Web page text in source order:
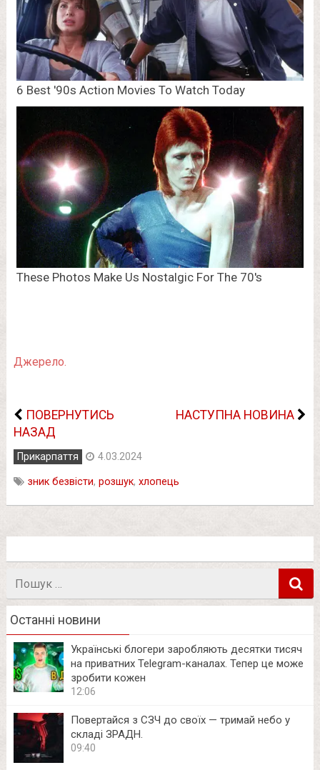
Джерело.
ПОВЕРНУТИСЬ
НАЗАД
НАСТУПНА НОВИНА
Прикарпаття 4.03.2024
зник безвісти, розшук, хлопець
Останні новини
Українські блогери заробляють десятки тисяч
на приватних Telegram-каналах. Тепер це може
зробити кожен
12:06
Повертайся з СЗЧ до своїх — тримай небо у
складі ЗРАДН.
09:40